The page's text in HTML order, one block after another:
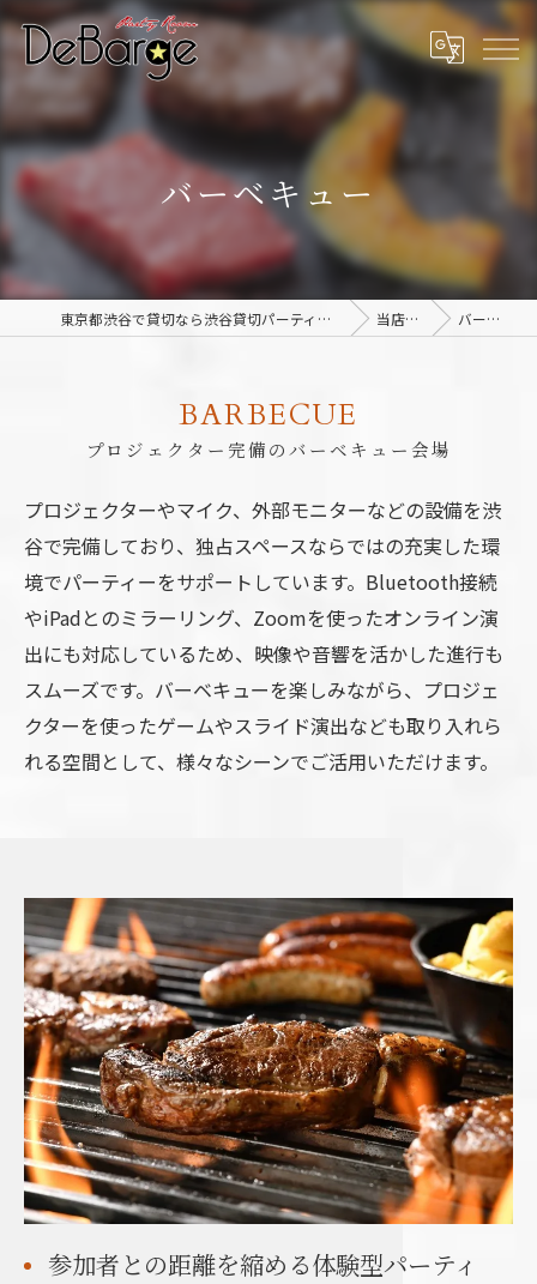
バーベキュー
東京都渋谷で貸切なら渋谷貸切パーティー＆BBQデバージ - DeBarge 当店の特徴 バーベキュー
プロジェクター完備のバーベキュー会場
BARBECUE
プロジェクターやマイク、外部モニターなどの設備を渋
谷で完備しており、独占スペースならではの充実した環
境でパーティーをサポートしています。Bluetooth接続
やiPadとのミラーリング、Zoomを使ったオンライン演
出にも対応しているため、映像や音響を活かした進行も
スムーズです。バーベキューを楽しみながら、プロジェ
クターを使ったゲームやスライド演出なども取り入れら
れる空間として、様々なシーンでご活用いただけます。
参加者との距離を縮める体験型パーティ